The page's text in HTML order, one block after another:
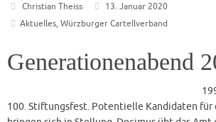
Christian Theiss
13. Januar 2020
Aktuelles, Würzburger Cartellverband
Generationenabend
100. Stiftungsfest. Potentielle Kandidaten für